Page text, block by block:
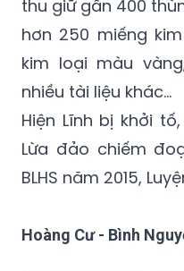
kim loại màu
nhiều tài liệu khác...
Hiện Lĩnh bị khởi
Lừa đảo chiếm
BLHS năm 2015,
Hoàng Cư - Bình
Võ Thị Thanh Mai